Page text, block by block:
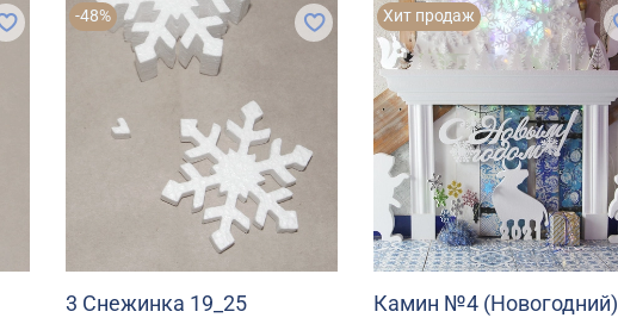
-48%
3 Снежинка 19_25
Хит продаж
Камин №4 (Новогодний)